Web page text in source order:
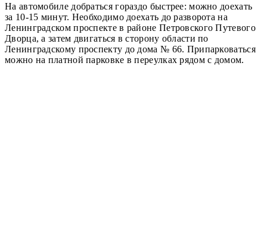
На автомобиле добраться гораздо быстрее: можно доехать
за 10-15 минут. Необходимо доехать до разворота на
Ленинградском проспекте в районе Петровского Путевого
Дворца, а затем двигаться в сторону области по
Ленинградскому проспекту до дома № 66. Припарковаться
можно на платной парковке в переулках рядом с домом.